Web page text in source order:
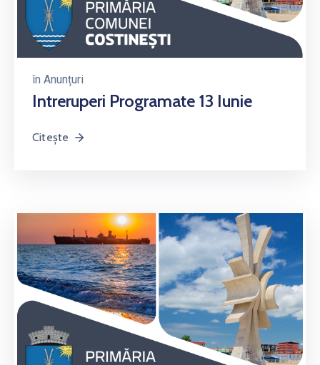
în Anunțuri
Intreruperi Programate 13 Iunie
Citește